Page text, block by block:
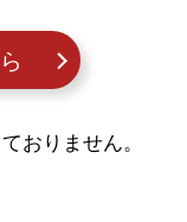
おりません。